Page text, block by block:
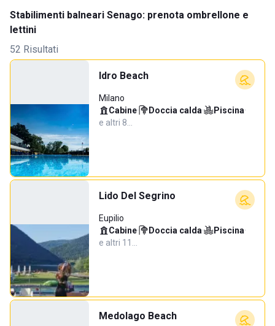
Stabilimenti balneari Senago: prenota ombrellone e
lettini
52 Risultati
Idro Beach
Milano
Cabine· Doccia calda· Piscina·
e altri 8…
Lido Del Segrino
Eupilio
Cabine· Doccia calda· Piscina·
e altri 11…
Medolago Beach